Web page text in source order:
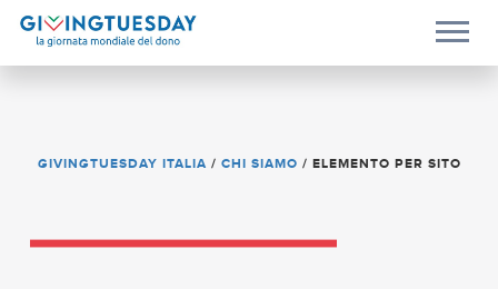
GIVINGTUESDAY ITALIA / CHI SIAMO / ELEMENTO PER SITO